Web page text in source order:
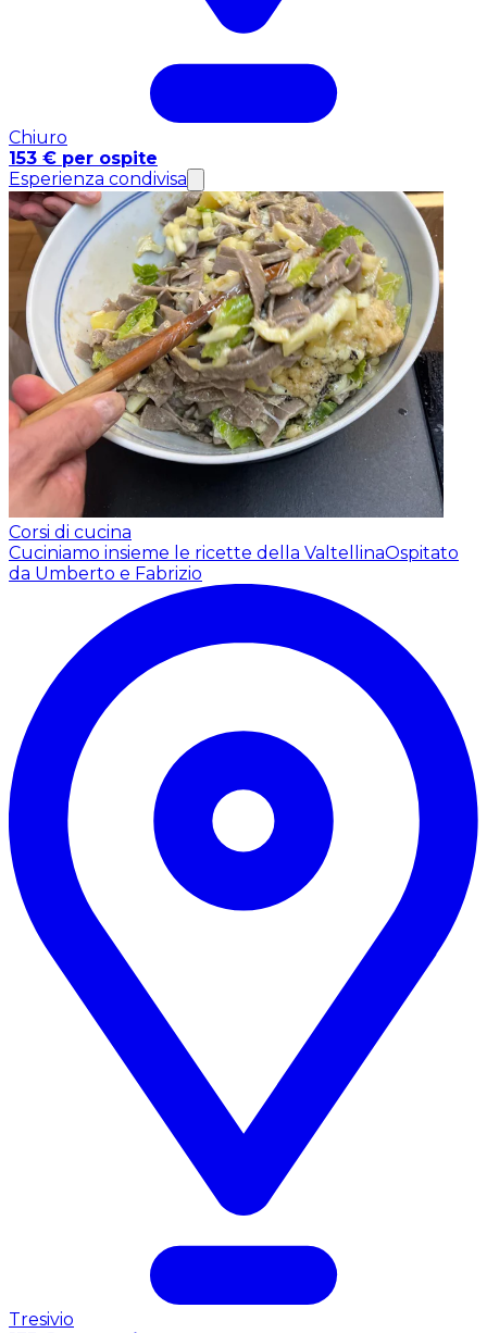
Chiuro
153 € per ospite
Esperienza condivisa
Corsi di cucina
Cuciniamo insieme le ricette della ValtellinaOspitato
da Umberto e Fabrizio
Tresivio